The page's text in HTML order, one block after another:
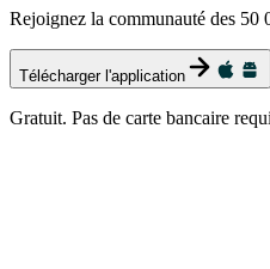
Rejoignez la communauté des 50
Télécharger l'application
Gratuit. Pas de carte bancaire